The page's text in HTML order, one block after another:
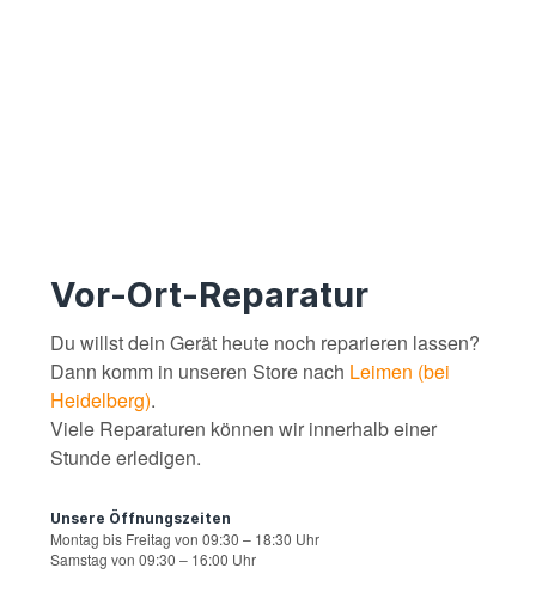
Vor-Ort-Reparatur
Du willst dein Gerät heute noch reparieren lassen?
Dann komm in unseren Store nach Leimen (bei
Heidelberg).
Viele Reparaturen können wir innerhalb einer
Stunde erledigen.
Unsere Öffnungszeiten
Montag bis Freitag von 09:30 – 18:30 Uhr
Samstag von 09:30 – 16:00 Uhr